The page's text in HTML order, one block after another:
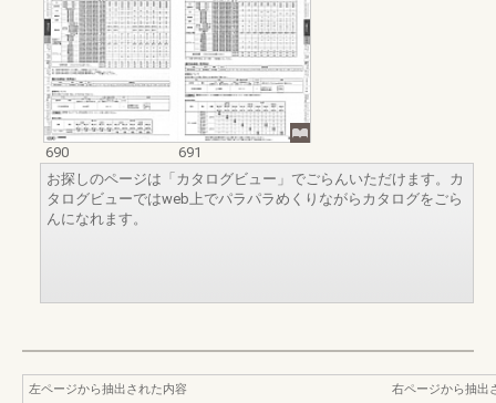
690
691
お探しのページは「カタログビュー」でごらんいただけます。カ
タログビューではweb上でパラパラめくりながらカタログをごら
んになれます。
左ページから抽出された内容
右ページから抽出